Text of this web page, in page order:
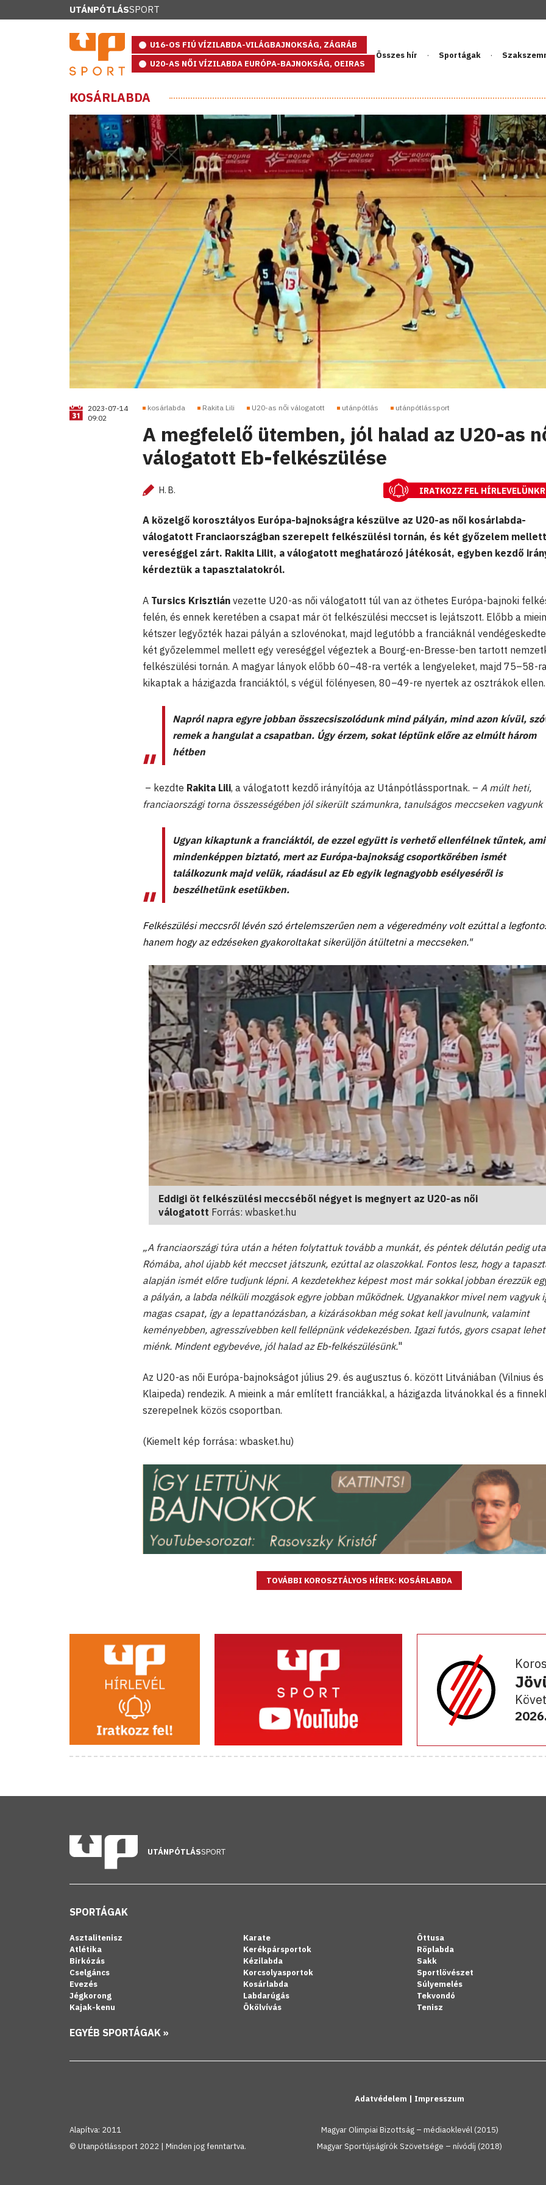
UTÁNPÓTLÁSSPORT
U16-OS FIÚ VÍZILABDA-VILÁGBAJNOKSÁG, ZÁGRÁB
U20-AS NŐI VÍZILABDA EURÓPA-BAJNOKSÁG, OEIRAS
Összes hír Sportágak
KOSÁRLABDA
2023-07-14
09:02
kosárlabda Rakita Lili U20-as női válogatott utánpótlás utánpótlássport
A megfelelő ütemben, jól halad az U20-as
válogatott Eb-felkészülése
H. B. IRATKOZZ FEL
A közelgő korosztályos Európa-bajnokságra készülve az U20-as női kosárlabda-
válogatott Franciaországban szerepelt felkészülési tornán, és két győzelem
vereséggel zárt. Rakita Lilit, a válogatott meghatározó játékosát, egyben kezdő
kérdeztük a tapasztalatokról.
A Tursics Krisztián vezette U20-as női válogatott túl van az öthetes Európa-bajnoki
felén, és ennek keretében a csapat már öt felkészülési meccset is lejátszott. Előbb a
kétszer legyőzték hazai pályán a szlovénokat, majd legutóbb a franciáknál
két győzelemmel mellett egy vereséggel végeztek a Bourg-en-Bresse-ben tartott
felkészülési tornán. A magyar lányok előbb 60–48-ra verték a lengyeleket, majd 75–58-
kikaptak a házigazda franciáktól, s végül fölényesen, 80–49-re nyertek az osztrákok ellen.
Napról napra egyre jobban összecsiszolódunk mind pályán, mind azon kívül,
remek ahangulat a csapatban. Úgy érzem, sokat léptünk előre az elmúlt három
hétben
– kezdte Rakita Lili, a válogatott kezdő irányítója az Utánpótlássportnak. – A múlt heti,
franciaországi torna összességében jól sikerült számunkra, tanulságos meccseken vagyunk
Ugyan kikaptunk a franciáktól, de ezzel együtt is verhető ellenfélnek tűntek, ami
mindenképpen biztató, mert az Európa-bajnokság csoportkörében ismét
találkozunk majd velük, ráadásul az Eb egyik legnagyobb esélyeséről is
beszélhetünk esetükben.
Felkészülési meccsről lévén szó értelemszerűen nem a végeredmény volt ezúttal a
hanem hogy az edzéseken gyakoroltakat sikerüljön átültetni a meccseken."
Eddigi öt felkészülési meccséből négyet is megnyert az U20-as női
válogatott Forrás: wbasket.hu
„A franciaországi túra után a héten folytattuk tovább a munkát, és péntek délután pedig
Rómába, ahol újabb két meccset játszunk, ezúttal az olaszokkal. Fontos lesz, hogy a
alapján ismét előre tudjunk lépni. A kezdetekhez képest most már sokkal jobban érezzük
a pályán, a labda nélküli mozgások egyre jobban működnek. Ugyanakkor mivel nem vagyuk
magas csapat, így a lepattanózásban, a kizárásokban még sokat kell javulnunk, valamint
keményebben, agresszívebben kell fellépnünk védekezésben. Igazi futós, gyors csapat
miénk. Mindent egybevéve, jól halad az Eb-felkészülésünk."
Az U20-as női Európa-bajnokságot július 29. és augusztus 6. között Litvániában (Vilnius és
Klaipeda) rendezik. A mieink a már említett franciákkal, a házigazda litvánokkal és a
szerepelnek közös csoportban.
(Kiemelt kép forrása: wbasket.hu)
TOVÁBBI KOROSZTÁLYOS HÍREK: KOSÁRLABDA
UTÁNPÓTLÁSSPORT
SPORTÁGAK
Asztalitenisz
Atlétika
Birkózás
Cselgáncs
Evezés
Jégkorong
Kajak-kenu
Karate
Kerékpársportok
Kézilabda
Korcsolyasportok
Kosárlabda
Labdarúgás
Ökölvívás
Öttusa
Röplabda
Sakk
Sportlövészet
Súlyemelés
Tekvondó
Tenisz
EGYÉB SPORTÁGAK »
Adatvédelem | Impresszum
Alapítva: 2011
© Utanpótlássport 2022 | Minden jog fenntartva.
Magyar Olimpiai Bizottság – médiaoklevél (2015)
Magyar Sportújságírók Szövetsége – nívódíj (2018)